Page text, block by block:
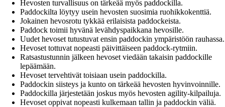
Hevosten turvallisuus on tärkeää myös paddockilla.
Paddockilta löytyy usein hevosten suosimia ruohikkokenttiä.
Jokainen hevosrotu tykkää erilaisista paddockeista.
Paddock toimii hyvänä levähdyspaikkana hevosille.
Uudet hevoset tutustuvat ensin paddockin ympäristöön rauhassa.
Hevoset tottuvat nopeasti päivittäiseen paddock-rytmiin.
Ratsastustunnin jälkeen hevoset viedään takaisin paddockille
lepäämään.
Hevoset tervehtivät toisiaan usein paddockilla.
Paddockin siisteys ja kunto on tärkeää hevosten hyvinvoinnille.
Paddockilla järjestetään joskus myös hevosten agility-kilpailuja.
Hevoset oppivat nopeasti kulkemaan tallin ja paddockin väliä.